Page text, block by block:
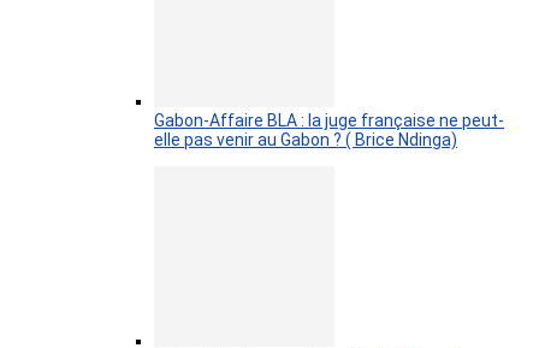
Gabon-Affaire BLA : la juge française ne peut-
elle pas venir au Gabon ? ( Brice Ndinga)